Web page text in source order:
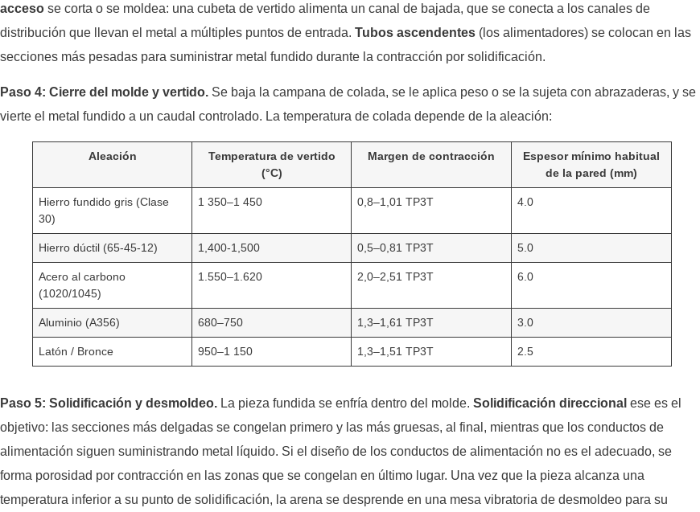
acceso se corta o se moldea: una cubeta de vertido alimenta un canal de bajada, que se conecta a los canales de
distribución que llevan el metal a múltiples puntos de entrada. Tubos ascendentes (los alimentadores) se colocan en las
secciones más pesadas para suministrar metal fundido durante la contracción por solidificación.
Paso 4: Cierre del molde y vertido. Se baja la campana de colada, se le aplica peso o se la sujeta con abrazaderas, y se
vierte el metal fundido a un caudal controlado. La temperatura de colada depende de la aleación:
Aleación
Temperatura de vertido
(°C)
Margen de contracción
Espesor mínimo habitual
de la pared (mm)
Hierro fundido gris (Clase
30)
1 350–1 450 0,8–1,01 TP3T 4.0
Hierro dúctil (65-45-12) 1,400-1,500 0,5–0,81 TP3T 5.0
Acero al carbono
(1020/1045)
1.550–1.620 2,0–2,51 TP3T 6.0
Aluminio (A356) 680–750 1,3–1,61 TP3T 3.0
Latón / Bronce 950–1 150 1,3–1,51 TP3T 2.5
Paso 5: Solidificación y desmoldeo. La pieza fundida se enfría dentro del molde. Solidificación direccional ese es el
objetivo: las secciones más delgadas se congelan primero y las más gruesas, al final, mientras que los conductos de
alimentación siguen suministrando metal líquido. Si el diseño de los conductos de alimentación no es el adecuado, se
forma porosidad por contracción en las zonas que se congelan en último lugar. Una vez que la pieza alcanza una
temperatura inferior a su punto de solidificación, la arena se desprende en una mesa vibratoria de desmoldeo para su